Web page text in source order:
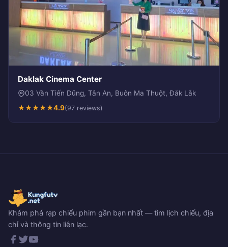
Daklak Cinema Center
03 Văn Tiến Dũng, Tân An, Buôn Ma Thuột, Đắk Lắk
★★★★★4.9(97 reviews)
Khám phá rạp chiếu phim gần bạn nhất — tìm lịch chiếu, địa
chỉ và thông tin liên lạc.